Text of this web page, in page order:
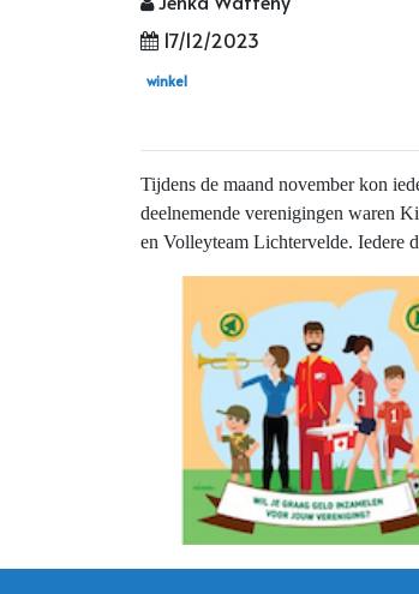
17/12/2023
winkel
Tijdens de maand november kon
deelnemende verenigingen waren
en Volleyteam Lichtervelde. Iedere